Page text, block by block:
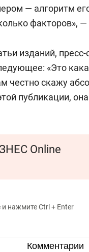
— алгоритм
факторов»,
изданий,
«Это
честно скажу
публикации,
Online
нажмите Ctrl + Enter
Комментарии